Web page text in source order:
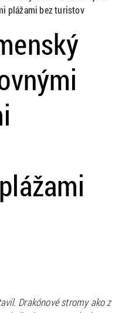
plážami bez turistov
Drakónové stromy ako z